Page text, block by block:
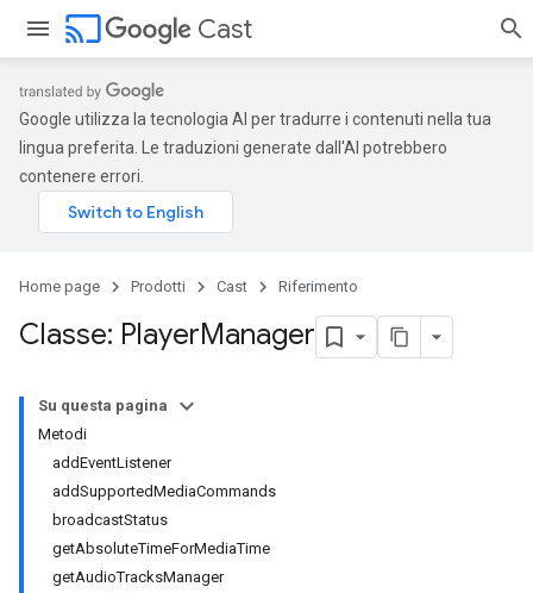
cast Cast
Google utilizza la tecnologia AI per tradurre i contenuti nella tua
lingua preferita. Le traduzioni generate dall'AI potrebbero
contenere errori.
Home page Prodotti Cast Riferimento
Classe: PlayerManager
Su questa pagina
Metodi
addEventListener
addSupportedMediaCommands
broadcastStatus
getAbsoluteTimeForMediaTime
getAudioTracksManager